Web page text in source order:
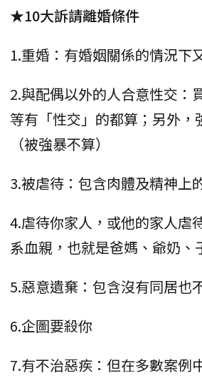
★10大訴請離婚條件
1.重婚：有婚姻關係的情況下
2.與配偶以外的人合意性交：
等有「性交」的都算；另外，
（被強暴不算）
3.被虐待：包含肉體及精神上
4.虐待你家人，或他的家人虐
系血親，也就是爸媽、爺奶、
5.惡意遺棄：包含沒有同居也
6.企圖要殺你
7.有不治惡疾：但在多數案例